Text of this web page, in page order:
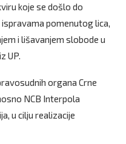
koje se došlo do
pomenutog lica,
i lišavanjem slobode u
UP.
organa Crne
NCB Interpola
u cilju realizacije